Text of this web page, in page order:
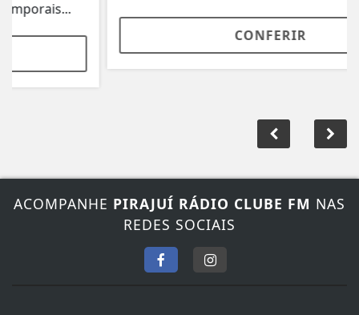
ACOMPANHEPIRAJUÍ RÁDIO CLUBE FMNAS
REDES SOCIAIS